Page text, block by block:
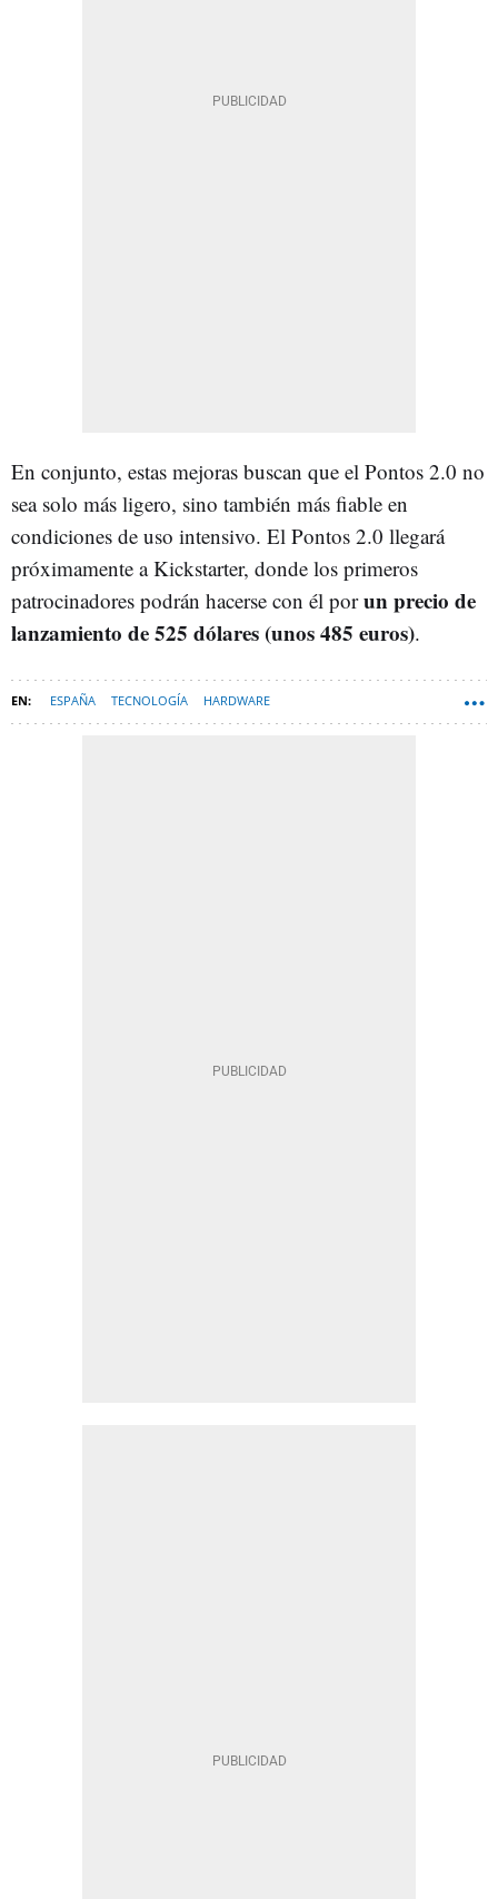
En conjunto, estas mejoras buscan que el Pontos 2.0 no
sea solo más ligero, sino también más fiable en
condiciones de uso intensivo. El Pontos 2.0 llegará
próximamente a Kickstarter, donde los primeros
patrocinadores podrán hacerse con él porun precio de
lanzamiento de 525 dólares (unos 485 euros).
ESPAÑA TECNOLOGÍA HARDWARE